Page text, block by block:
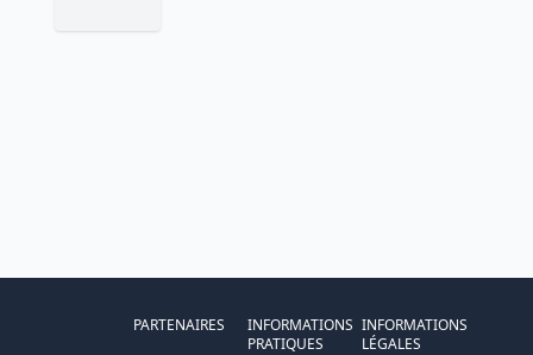
PARTENAIRES
INFORMATIONS
PRATIQUES
INFORMATIONS
LÉGALES